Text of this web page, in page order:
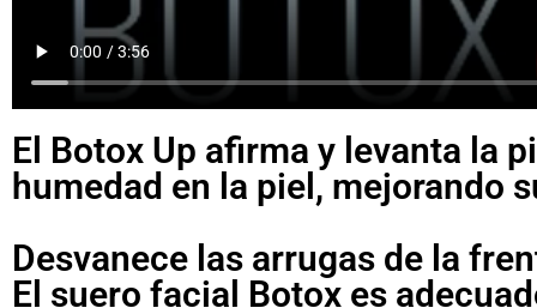
El Botox Up afirma y levanta la
humedad en la piel, mejorando
Desvanece las arrugas de la
El suero facial Botox es